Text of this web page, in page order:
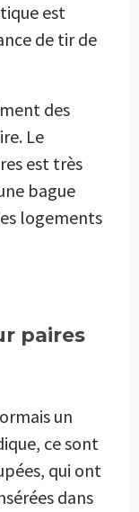
est
de tir de
des
Le
est très
bague
logements
paires
un
ce sont
qui ont
dans